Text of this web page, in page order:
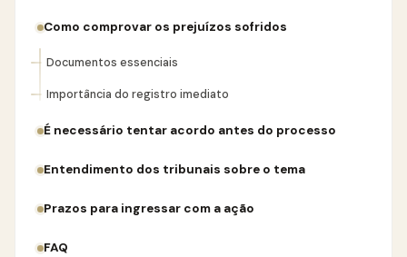
Como comprovar os prejuízos sofridos
Documentos essenciais
Importância do registro imediato
É necessário tentar acordo antes do processo
Entendimento dos tribunais sobre o tema
Prazos para ingressar com a ação
FAQ